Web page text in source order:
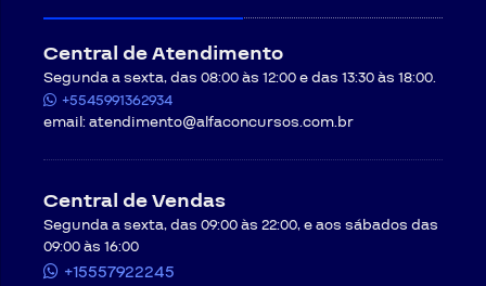
Central de Atendimento
Segunda a sexta, das 08:00 às 12:00 e das 13:30 às 18:00.
+5545991362934
email:atendimento@alfaconcursos.com.br
Central de Vendas
Segunda a sexta, das 09:00 às 22:00, e aos sábados das
09:00 às 16:00
+15557922245